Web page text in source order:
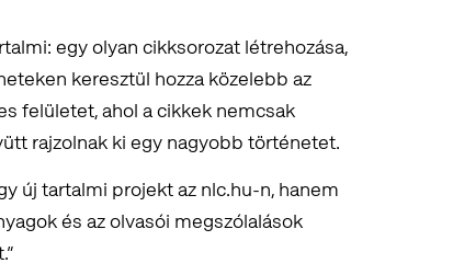
egy olyan cikksorozat létrehozása,
keresztül hozza közelebb az
felületet, ahol a cikkek nemcsak
rajzolnak ki egy nagyobb történetet.
új tartalmi projekt az nlc.hu-n, hanem
és az olvasói megszólalások